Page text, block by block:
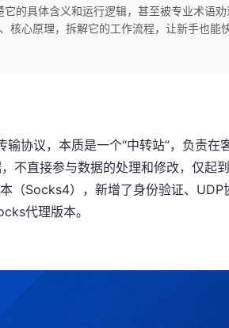
的具体含义和运行逻辑，甚至被专业术语
核心原理，拆解它的工作流程，让新手也能
协议，本质是一个“中转站”，负责在
不直接参与数据的处理和修改，仅起
（Socks4），新增了身份验证、UDP
代理版本。